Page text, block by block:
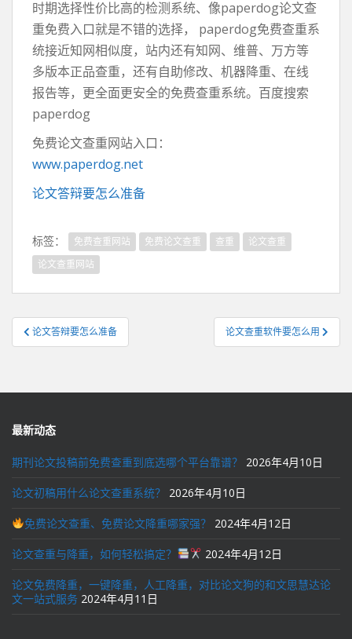
时期选择性价比高的检测系统、像paperdog论文查
重免费入口就是不错的选择， paperdog免费查重系
统接近知网相似度，站内还有知网、维普、万方等
多版本正品查重，还有自助修改、机器降重、在线
报告等，更全面更安全的免费查重系统。百度搜索
paperdog
免费论文查重网站入口：
www.paperdog.net
论文答辩要怎么准备
标签： 免费查重网站 免费论文查重 查重
论文查重
论文查重网站
文
章
航
论文答辩要怎么准备 论文查重软件要怎么用
最新动态
期刊论文投稿前免费查重到底选哪个平台靠谱？ 2026年4月10日
论文初稿用什么论文查重系统？ 2026年4月10日
免费论文查重、免费论文降重哪家强？ 2024年4月12日
论文查重与降重，如何轻松搞定？ 2024年4月12日
论文免费降重，一键降重，人工降重，对比论文狗的和文思慧达论
文一站式服务 2024年4月11日